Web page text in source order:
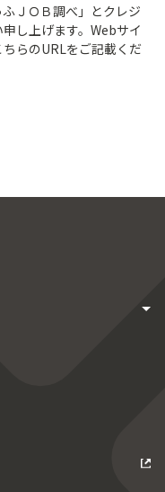
ＪＯＢ調べ」とクレジ
し上げます。Webサイ
らのURLをご記載くだ